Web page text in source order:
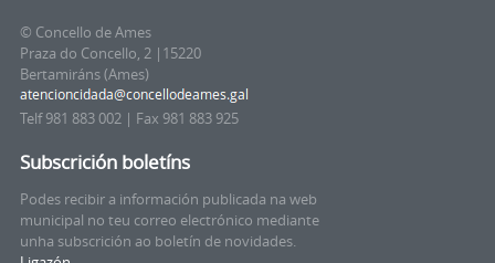
© Concello de Ames
Praza do Concello, 2 |15220
Bertamiráns (Ames)
Telf 981 883 002 | Fax 981 883 925
Subscrición boletíns
Podes recibir a información publicada na web
municipal no teu correo electrónico mediante
unha subscrición ao boletín de novidades.